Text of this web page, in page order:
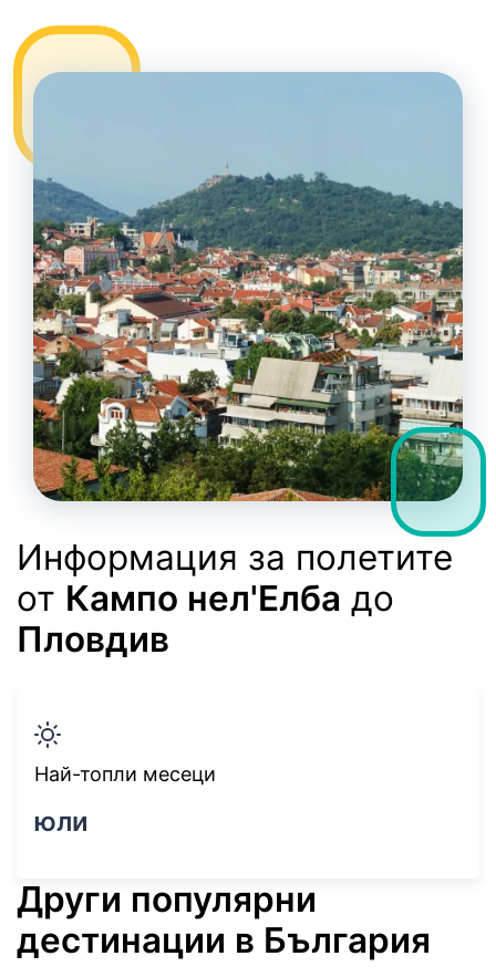
Информация за полетите
от Кампо нел'Елба до
Пловдив
Най-топли месеци
юли
Други популярни
дестинации в България